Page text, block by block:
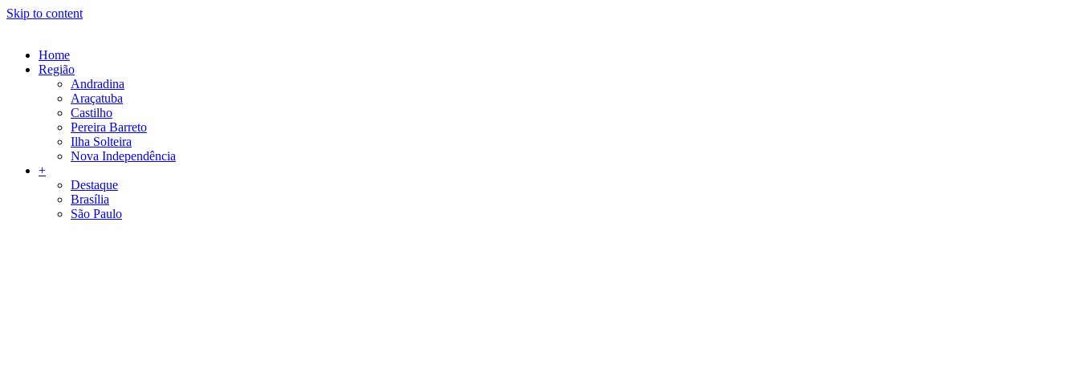
Skip to content
Home
Região
Andradina
Araçatuba
Castilho
Pereira Barreto
Ilha Solteira
Nova Independência
+
Destaque
Brasília
São Paulo